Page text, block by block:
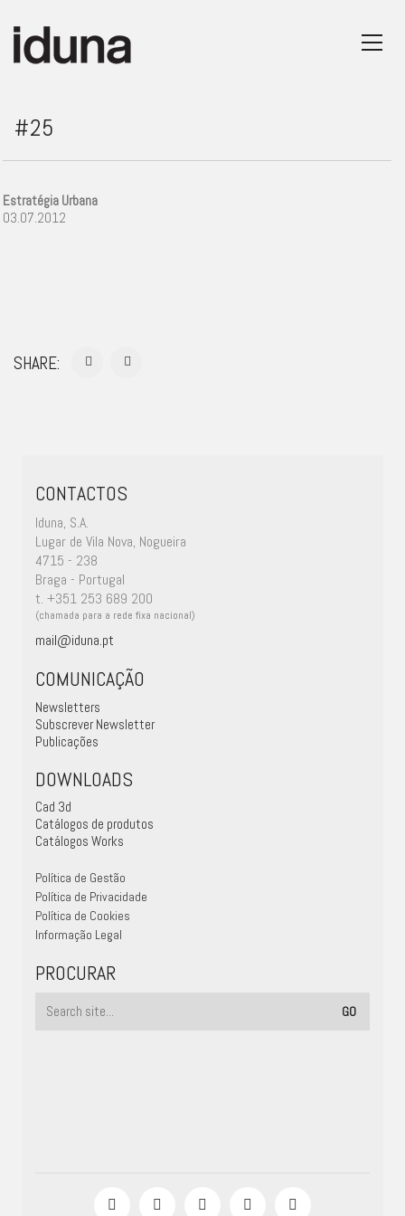
#25
Estratégia Urbana
03.07.2012
SHARE:
CONTACTOS
Iduna, S.A.
Lugar de Vila Nova, Nogueira
4715 - 238
Braga - Portugal
t. +351 253 689 200
(chamada para a rede fixa nacional)
mail@iduna.pt
COMUNICAÇÃO
Newsletters
Subscrever Newsletter
Publicações
DOWNLOADS
Cad 3d
Catálogos de produtos
Catálogos Works
Política de Gestão
Política de Privacidade
Política de Cookies
Informação Legal
PROCURAR